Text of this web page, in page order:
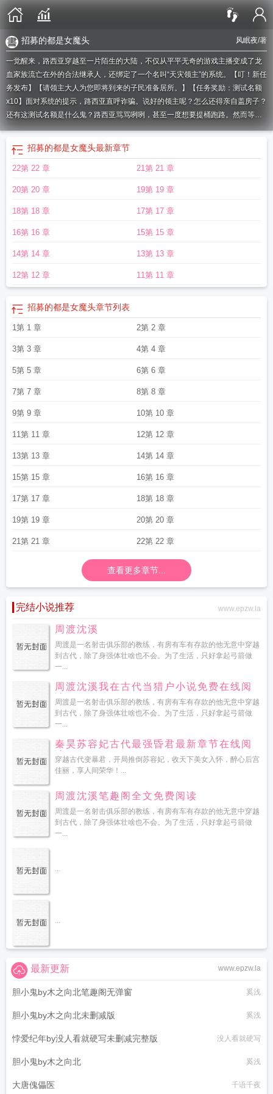
风眠夜/著
招募的都是女魔头
一觉醒来，路西亚穿越至一片陌生的大陆，不仅从平平无奇的游戏主播变成了龙
血家族流亡在外的合法继承人，还绑定了一个名叫“天灾领主”的系统。【叮！新任
务发布】【请领主大人为您即将到来的子民准备居所。】【任务奖励：测试名额
x10】面对系统的提示，路西亚直呼诈骗。说好的领主呢？怎么还得亲自盖房子？
还有这测试名额是什么鬼？路西亚骂骂咧咧，甚至一度想要提桶跑路。然而等他
搭建好一个临时窝棚，准备迎接他的第一批子民时，意想不到的事情却发生了…
一群脑袋长犄角、身后长尾巴的小羊人从地底爬了出来，满脸兴奋地围着他叫
嚷：“我靠！这光、这材质、这建模！这还是游戏吗？”“啊啊啊这npc也太帅
了！！”-不知何时从开始，罗德尔大陆冒出一支自称“天灾”的军团，他们无往不
然而所有与他们打过照面的幸存者往往都只记得同一件事。——掌管这支军团的
领主是一位黑发红眸的俊俏帅哥。“让我们有请最尊贵的龙血后裔，龙神凯厄斯的
剑人，绽放于幽影之地的血色玫瑰，伟大的天灾领主，无上荣耀的罗德尔之王，
路西亚·加洛林大人进行战前致辞。”路西亚的视线扫过台下，望着一个个奇装异服
穿得像个人？”银灰色的虚影附着在他的身侧，发出不屑的哼声：“我可支配不了一
群邪恶灵魂的想法，你最好还是快一点吧，他们都在喊skip了。”路西亚深吸一口
气，抬手扬起自己的披风：“诸位，让天灾的铁足将那如同蝼蚁般的敌人狠狠碾碎
吧！”“嗷嗷嗷！”台下的玩家顿时沸腾。“为了加洛林家族的荣耀！！”“为了领主大
人！！”“狗策划加强法师！！！”-身为龙神幼子，凯厄斯曾是罗德尔大陆最为尊贵
的存在。然而王朝倾覆，他被封印在蛋壳中沉睡千年，再醒来时，世界已经发生
糕的是，他稀里糊涂和一只陌生巫妖缔结至死不渝的契约，将彼此的命运绑定在
家伙。然而凯厄斯还是在日渐相处的过程中逐渐沦陷。对方拍着胸脯向他保证：
“放心吧殿下，作为盟友，我一定会帮你重建龙神的信仰！”凯厄斯沉默几秒，看着
的少年领主受含微量先婚后爱。轻群像，含有大量对玩家和现实世界的描写。无
逻辑爽文，设定都是虚构。—————以下为预收文案————————《仿真
厚、六险一金，听起来好像还不错。然而入职之后他才发现，这家公司的工作环
商，恶沼密林的食尸鬼消化不良，你喂它们吃点消食片。”“小商，午夜小镇的男巫
偏离了活动轨迹，你去把他带回来。”“小商……”……商·上了贼船·离：……现在走
魔女的库房补充草药、将所有被玩家撞坏的箱子换成新的。中午，他要把神父的
头颅缝回去、给邪恶法阵更换魔法水晶，将迷路的玩家送回原位。到了晚上，他
还要给做噩梦的小男巫唱摇篮曲哄他睡觉。……商·从从容容·游刃有余·离：别急
别急，修完你的修你的、修完你的修你的……商离兢兢业业，很快便练就了超强
在的地方总是会发生bug？你是不是有什么特殊体质？商离：！！别说这么吓人
的话好吗！从那天开始，商离发现只要是他走过的地方都会出现各种各样的
直线飙升的工作量让商离头疼不已，只能昼夜不停地修理故障，像一只被抽打的
陀螺。某天，他终于忍无可忍，抓住其中一个崩坏npc怒吼：“兄弟，这个月第三
（掏出小本本）唔……记下了，不按剧情走可以召唤超级大帅哥追我。魔蝎小说
成为领主的 成为领主的我招募的都是女魔头TXT成为领主领主召唤文 成为领
主什么的无所谓成为领主的我 招募的都是女魔头 成为领主后觉醒了进化天
成为领主然后召唤第四天灾成为领主后我带着玩家躺赢了当领主怎么可能
被妹子环绕然后召唤第四天灾的领主开局召唤魔神成为领主然后召唤第四天灾
招募的都是女魔头最新章节
22第 22 章 21第 21 章
20第 20 章 19第 19 章
18第 18 章 17第 17 章
16第 16 章 15第 15 章
14第 14 章 13第 13 章
12第 12 章 11第 11 章
招募的都是女魔头章节列表
1第 1 章 2第 2 章
3第 3 章 4第 4 章
5第 5 章 6第 6 章
7第 7 章 8第 8 章
9第 9 章 10第 10 章
11第 11 章 12第 12 章
13第 13 章 14第 14 章
15第 15 章 16第 16 章
17第 17 章 18第 18 章
19第 19 章 20第 20 章
21第 21 章 22第 22 章
查看更多章节...
完结小说推荐 www.epzw.la
周渡沈溪
周渡是一名射击俱乐部的教练，有房有车有存款的他无意中穿越
到古代，除了身强体壮啥也不会。为了生活，只好拿起弓箭做
一...
周渡沈溪我在古代当猎户小说免费在线阅
读
周渡是一名射击俱乐部的教练，有房有车有存款的他无意中穿越
到古代，除了身强体壮啥也不会。为了生活，只好拿起弓箭做
一...
秦昊苏容妃古代最强昏君最新章节在线阅
读
穿越古代变暴君，开局推倒苏容妃，收天下美女入怀，醉心后宫
佳丽，享人间荣华！...
周渡沈溪笔趣阁全文免费阅读
周渡是一名射击俱乐部的教练，有房有车有存款的他无意中穿越
到古代，除了身强体壮啥也不会。为了生活，只好拿起弓箭做
一...
...
...
www.epzw.la
最新更新
胆小鬼by木之向北笔趣阁无弹窗 奚浅
胆小鬼by木之向北未删减版 奚浅
悖爱纪年by没人看就硬写未删减完整版 没人看就硬写
胆小鬼by木之向北 奚浅
大唐傀儡医 千语千夜